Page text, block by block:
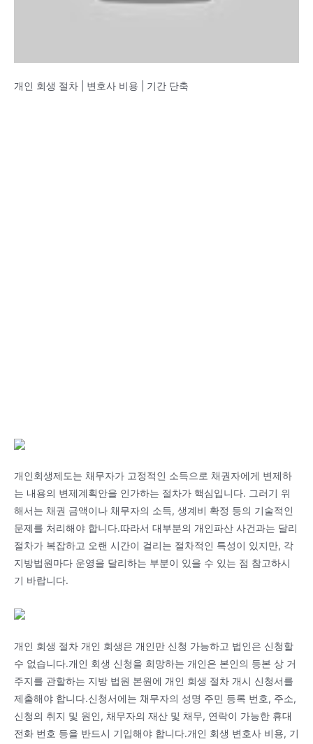
개인 회생 절차 | 변호사 비용 | 기간 단축
개인회생제도는 채무자가 고정적인 소득으로 채권자에게 변제하
는 내용의 변제계획안을 인가하는 절차가 핵심입니다. 그러기 위
해서는 채권 금액이나 채무자의 소득, 생계비 확정 등의 기술적인
문제를 처리해야 합니다.따라서 대부분의 개인파산 사건과는 달리
절차가 복잡하고 오랜 시간이 걸리는 절차적인 특성이 있지만, 각
지방법원마다 운영을 달리하는 부분이 있을 수 있는 점 참고하시
기 바랍니다.
개인 회생 절차 개인 회생은 개인만 신청 가능하고 법인은 신청할
수 없습니다.개인 회생 신청을 희망하는 개인은 본인의 등본 상 거
주지를 관할하는 지방 법원 본원에 개인 회생 절차 개시 신청서를
제출해야 합니다.신청서에는 채무자의 성명 주민 등록 번호, 주소,
신청의 취지 및 원인, 채무자의 재산 및 채무, 연락이 가능한 휴대
전화 번호 등을 반드시 기입해야 합니다.개인 회생 변호사 비용, 기